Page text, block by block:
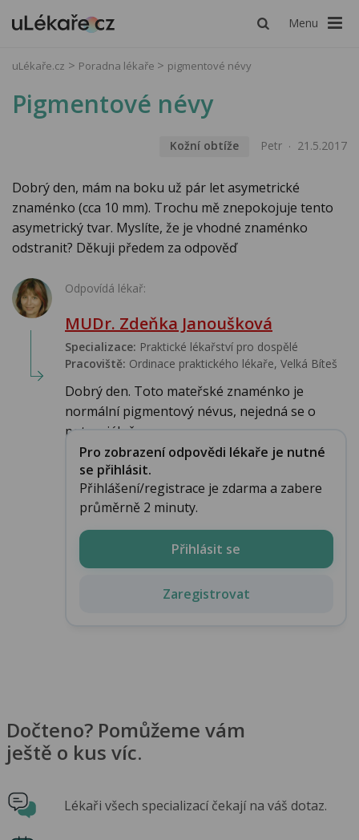
Menu
uLékaře.cz Poradna lékaře pigmentové névy
Pigmentové névy
Kožní obtíže Petr 21.5.2017
Dobrý den, mám na boku už pár let asymetrické
znaménko (cca 10 mm). Trochu mě znepokojuje tento
asymetrický tvar. Myslíte, že je vhodné znaménko
odstranit? Děkuji předem za odpověď
Odpovídá lékař:
MUDr. Zdeňka Janoušková
Specializace: Praktické lékařství pro dospělé
Pracoviště: Ordinace praktického lékaře, Velká Bíteš
Dobrý den. Toto mateřské znaménko je
normální pigmentový névus, nejedná se o
potenciálně ...
Pro zobrazení odpovědi lékaře je nutné
se přihlásit.
Přihlášení/registrace je zdarma a zabere
průměrně 2 minuty.
Přihlásit se
Zaregistrovat
Dočteno? Pomůžeme vám
ještě o kus víc.
Lékaři všech specializací čekají na váš dotaz.